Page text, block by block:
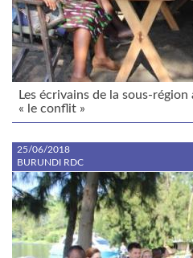
Les écrivains de la sous-
« le conflit »
25/06/2018
BURUNDI RDC